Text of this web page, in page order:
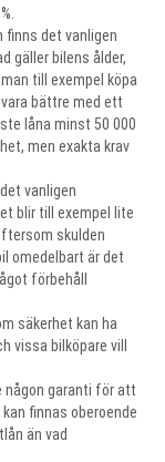
finns det vanligen
gäller bilens ålder,
till exempel köpa
bättre med ett
låna minst 50 000
men exakta krav
vanligen
blir till exempel lite
skulden
omedelbart är det
förbehåll
säkerhet kan ha
vissa bilköpare vill
garanti för att
finnas oberoende
än vad